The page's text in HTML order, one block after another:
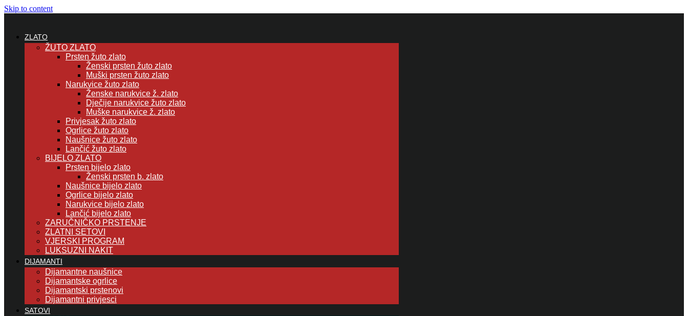
Skip to content
ZLATO
ŽUTO ZLATO
Prsten žuto zlato
Ženski prsten žuto zlato
Muški prsten žuto zlato
Narukvice žuto zlato
Ženske narukvice ž. zlato
Dječije narukvice žuto zlato
Muške narukvice ž. zlato
Privjesak žuto zlato
Ogrlice žuto zlato
Naušnice žuto zlato
Lančić žuto zlato
BIJELO ZLATO
Prsten bijelo zlato
Ženski prsten b. zlato
Naušnice bijelo zlato
Ogrlice bijelo zlato
Narukvice bijelo zlato
Lančić bijelo zlato
ZARUČNIČKO PRSTENJE
ZLATNI SETOVI
VJERSKI PROGRAM
LUKSUZNI NAKIT
DIJAMANTI
Dijamantne naušnice
Dijamantske ogrlice
Dijamantski prstenovi
Dijamantni privjesci
SATOVI